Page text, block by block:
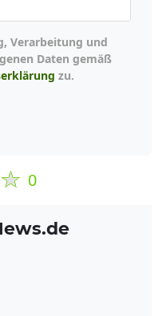
Daten gemäß
zu.
0